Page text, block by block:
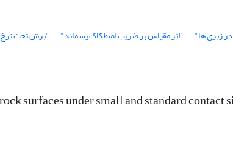
زبری ها" "اثر مقیاس بر ضریب اصطکاک پسماند" "برش تحت نرخ
surfaces under small and standard contact